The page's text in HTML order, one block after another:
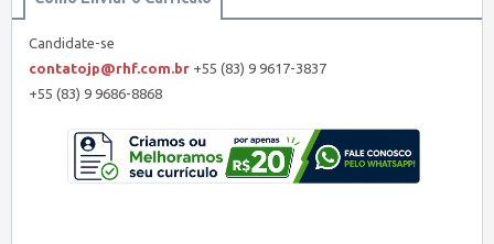
Candidate-se
contatojp@rhf.com.br +55 (83) 9 9617-3837
+55 (83) 9 9686-8868